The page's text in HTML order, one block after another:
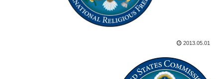
2013.05.01